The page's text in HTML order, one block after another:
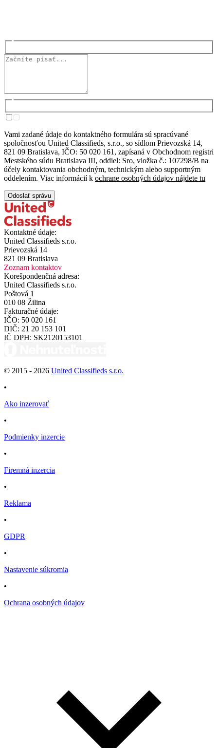
Vami zadané údaje do kontaktného formulára sú spracúvané
spoločnosťou United Classifieds, s.r.o., so sídlom Prievozská 14,
821 09 Bratislava, IČO: 50 020 161, zapísaná v Obchodnom registri
Mestského súdu Bratislava III, oddiel: Sro, vložka č.: 107298/B na
účely kontaktovania obchodným, technickým alebo supportným
oddelením. Viac informácií k ochrane osobných údajov nájdete tu
Odoslať správu
Kontaktné údaje:
United Classifieds s.r.o.
Prievozská 14
821 09 Bratislava
Zoznam kontaktov
Korešpondenčná adresa:
United Classifieds s.r.o.
Poštová 1
010 08 Žilina
Fakturačné údaje:
IČO: 50 020 161
DIČ: 21 20 153 101
IČ DPH: SK2120153101
© 2015 - 2026 United Classifieds s.r.o.
•
Ako inzerovať
•
Podmienky inzercie
•
Firemná inzercia
•
Reklama
•
GDPR
•
Nastavenie súkromia
•
Ochrana osobných údajov